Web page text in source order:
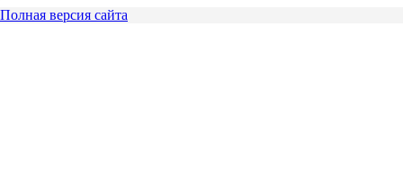
Полная версия сайта